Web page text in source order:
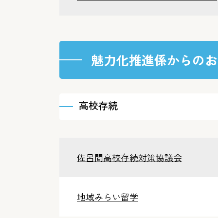
魅力化推進係からの
高校存続
佐呂間高校存続対策協議会
地域みらい留学